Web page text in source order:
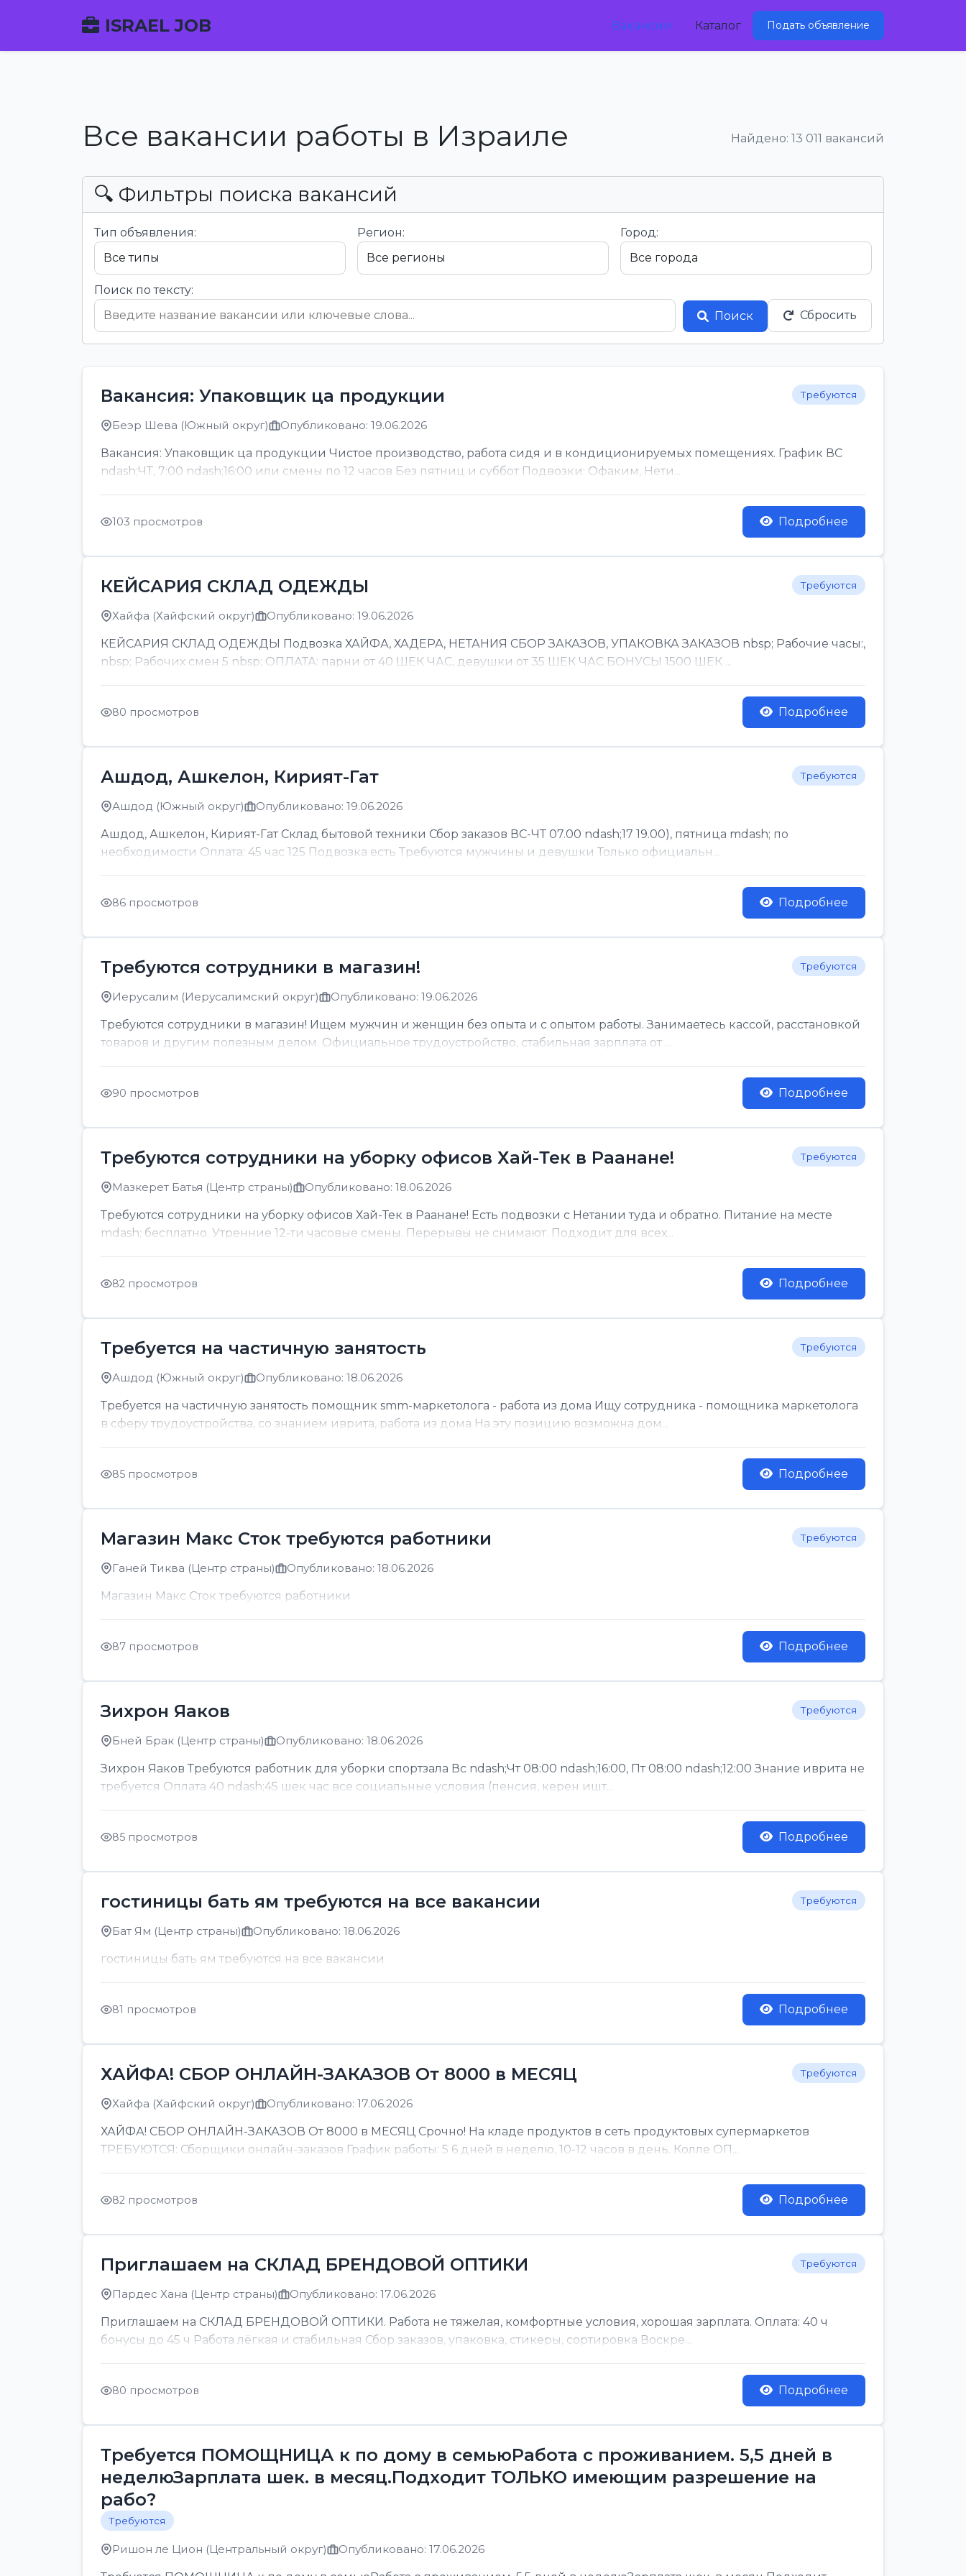
ISRAEL JOB Вакансии Каталог Подать объявление
Все вакансии работы в Израиле Найдено: 13 011 вакансий
🔍 Фильтры поиска вакансий
Тип объявления: Регион: Город:
Поиск по тексту:
Поиск
Сбросить
Вакансия: Упаковщик ца продукции Требуются
Беэр Шева (Южный округ) Опубликовано: 19.06.2026
Вакансия: Упаковщик ца продукции Чистое производство, работа сидя и в кондиционируемых помещениях. График ВС
ndash;ЧТ, 7:00 ndash;16:00 или смены по 12 часов Без пятниц и суббот Подвозки: Офаким, Нети...
103 просмотров Подробнее
КЕЙСАРИЯ СКЛАД ОДЕЖДЫ Требуются
Хайфа (Хайфский округ) Опубликовано: 19.06.2026
КЕЙСАРИЯ СКЛАД ОДЕЖДЫ Подвозка ХАЙФА, ХАДЕРА, НЕТАНИЯ СБОР ЗАКАЗОВ, УПАКОВКА ЗАКАЗОВ nbsp; Рабочие часы:,
nbsp; Рабочих смен 5 nbsp; ОПЛАТА: парни от 40 ШЕК ЧАС, девушки от 35 ШЕК ЧАС БОНУСЫ 1500 ШЕК ...
80 просмотров Подробнее
Ашдод, Ашкелон, Кирият-Гат Требуются
Ашдод (Южный округ) Опубликовано: 19.06.2026
Ашдод, Ашкелон, Кирият-Гат Склад бытовой техники Сбор заказов ВС-ЧТ 07.00 ndash;17 19.00), пятница mdash; по
необходимости Оплата: 45 час 125 Подвозка есть Требуются мужчины и девушки Только официальн...
86 просмотров Подробнее
Требуются сотрудники в магазин! Требуются
Иерусалим (Иерусалимский округ) Опубликовано: 19.06.2026
Требуются сотрудники в магазин! Ищем мужчин и женщин без опыта и с опытом работы. Занимаетесь кассой, расстановкой
товаров и другим полезным делом. Официальное трудоустройство, стабильная зарплата от ...
90 просмотров Подробнее
Требуются сотрудники на уборку офисов Хай-Тек в Раанане! Требуются
Мазкерет Батья (Центр страны) Опубликовано: 18.06.2026
Требуются сотрудники на уборку офисов Хай-Тек в Раанане! Есть подвозки с Нетании туда и обратно. Питание на месте
mdash; бесплатно. Утренние 12-ти часовые смены. Перерывы не снимают. Подходит для всех...
82 просмотров Подробнее
Требуется на частичную занятость Требуются
Ашдод (Южный округ) Опубликовано: 18.06.2026
Требуется на частичную занятость помощник smm-маркетолога - работа из дома Ищу сотрудника - помощника маркетолога
в сферу трудоустройства, со знанием иврита, работа из дома На эту позицию возможна дом...
85 просмотров Подробнее
Магазин Макс Сток требуются работники Требуются
Ганей Тиква (Центр страны) Опубликовано: 18.06.2026
Магазин Макс Сток требуются работники
87 просмотров Подробнее
Зихрон Яаков Требуются
Бней Брак (Центр страны) Опубликовано: 18.06.2026
Зихрон Яаков Требуются работник для уборки спортзала Вс ndash;Чт 08:00 ndash;16:00, Пт 08:00 ndash;12:00 Знание иврита не
требуется Оплата 40 ndash;45 шек час все социальные условия (пенсия, керен ишт...
85 просмотров Подробнее
гостиницы бать ям требуются на все вакансии Требуются
Бат Ям (Центр страны) Опубликовано: 18.06.2026
гостиницы бать ям требуются на все вакансии
81 просмотров Подробнее
ХАЙФА! СБОР ОНЛАЙН-ЗАКАЗОВ От 8000 в МЕСЯЦ Требуются
Хайфа (Хайфский округ) Опубликовано: 17.06.2026
ХАЙФА! СБОР ОНЛАЙН-ЗАКАЗОВ От 8000 в МЕСЯЦ Срочно! На кладе продуктов в сеть продуктовых супермаркетов
ТРЕБУЮТСЯ: Сборщики онлайн-заказов График работы: 5 6 дней в неделю, 10-12 часов в день. Колле ОП...
82 просмотров Подробнее
Приглашаем на СКЛАД БРЕНДОВОЙ ОПТИКИ Требуются
Пардес Хана (Центр страны) Опубликовано: 17.06.2026
Приглашаем на СКЛАД БРЕНДОВОЙ ОПТИКИ. Работа не тяжелая, комфортные условия, хорошая зарплата. Оплата: 40 ч
бонусы до 45 ч Работа лёгкая и стабильная Сбор заказов, упаковка, стикеры, сортировка Воскре...
80 просмотров Подробнее
Требуется ПОМОЩНИЦА к по дому в семьюРабота с проживанием. 5,5 дней в
неделюЗарплата шек. в месяц.Подходит ТОЛЬКО имеющим разрешение на
рабо?
Требуются
Ришон ле Цион (Центральный округ) Опубликовано: 17.06.2026